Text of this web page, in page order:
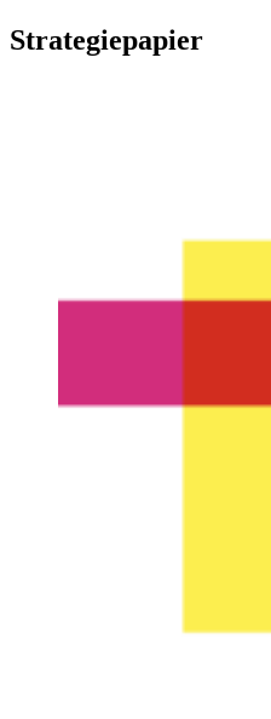
Strategiepapier